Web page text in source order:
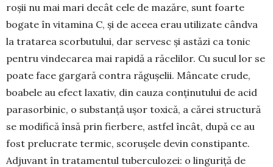
roșii nu mai mari decât cele de mazăre, sunt foarte
bogate în vitamina C, și de aceea erau utilizate cândva
la tratarea scorbutului, dar servesc și astăzi ca tonic
pentru vindecarea mai rapidă a răcelilor. Cu sucul lor se
poate face gargară contra răgușelii. Mâncate crude,
boabele au efect laxativ, din cauza conți­nutului de acid
parasorbinic, o substanță ușor toxică, a cărei structură
se modi­fică însă prin fierbere, astfel încât, după ce au
fost prelucrate termic, sco­rușele devin consti­pante.
Adjuvant în tratamentul tuberculozei: o linguriță de